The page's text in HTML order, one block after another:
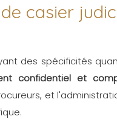
casier
des spécificités
confidentiel et
et